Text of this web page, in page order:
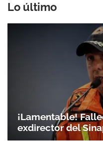
Lo último
¡Lamentable!
exdirector del